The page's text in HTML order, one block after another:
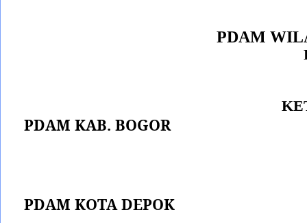
PDAM
PDAM KAB. BOGOR
PDAM KOTA DEPOK